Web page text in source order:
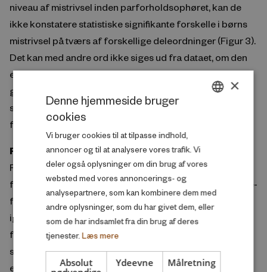
niveau af mistrivsel inden parforholdsophøret, kan de
ikke konstatere statistiske signifikante forskelle i børns
mistrivsel på tværs af forskellige deleordninger (Figur 3).
Det kan med andre ord ikke siges ud fra dataet, om den
ene eller anden deleordning er bedst for børn som
gennemsnitlig betragtning. Hvad der er bedst i konkrete
sager, kræver en individuel vurdering fra familie til
familie.
Forældres nye partnere gør heller ikke fra eller til
Forskernes analyse finder heller ikke væsentlige
forskelle i børns trivsel på tværs af de forskellige familie-
former, der kan opstå efter forældrenes brud. Der er –
igen gennemsnitligt set – ikke forskel på børns trivsel i
familier, hvor mor og far vælger at bo alene,
sammenlignet med børn, der lever sammen med en mor
eller far, der har valgt at flytte sammen med en ny partner.
×
Denne hjemmeside bruger
cookies
Vi bruger cookies til at tilpasse indhold,
annoncer og til at analysere vores trafik. Vi
deler også oplysninger om din brug af vores
websted med vores annoncerings- og
analysepartnere, som kan kombinere dem med
andre oplysninger, som du har givet dem, eller
som de har indsamlet fra din brug af deres
tjenester. Læs mere
Absolut
Ydeevne Målretning